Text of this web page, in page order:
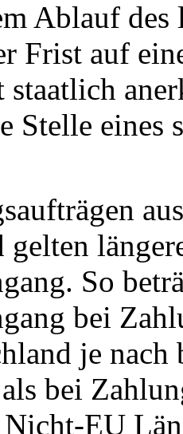
Ablauf des
Frist auf
Stelle eines
gelten
So
bei
je
bei
Nicht-EU